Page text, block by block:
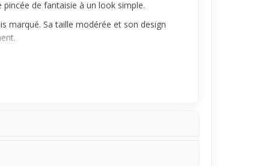
de fantaisie à un look simple.
marqué. Sa taille modérée et son design